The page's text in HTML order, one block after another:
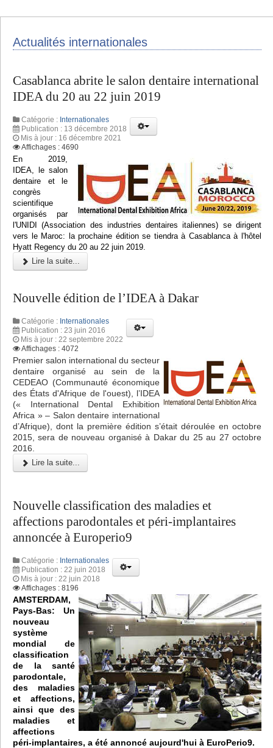
Actualités internationales
Casablanca abrite le salon dentaire international
IDEA du 20 au 22 juin 2019
Catégorie : Internationales
Publication : 13 décembre 2018
Mis à jour : 16 décembre 2021
Affichages : 4690
En 2019,
IDEA, le salon
dentaire et le
congrès
scientifique
organisés par
l'UNIDI (Association des industries dentaires italiennes) se dirigent
vers le Maroc: la prochaine édition se tiendra à Casablanca à l'hôtel
Hyatt Regency du 20 au 22 juin 2019.
Lire la suite...
Nouvelle édition de l’IDEA à Dakar
Catégorie : Internationales
Publication : 23 juin 2016
Mis à jour : 22 septembre 2022
Affichages : 4072
Premier salon international du secteur
dentaire organisé au sein de la
CEDEAO (Communauté économique
des États d'Afrique de l'ouest), l’IDEA
(« International Dental Exhibition
Africa » – Salon dentaire international
d’Afrique), dont la première édition s’était déroulée en octobre
2015, sera de nouveau organisé à Dakar du 25 au 27 octobre
2016.
Lire la suite...
Nouvelle classification des maladies et
affections parodontales et péri-implantaires
annoncée à Europerio9
Catégorie : Internationales
Publication : 22 juin 2018
Mis à jour : 22 juin 2018
Affichages : 8196
AMSTERDAM,
Pays-Bas: Un
nouveau
système
mondial de
classification
de la santé
parodontale,
des maladies
et affections,
ainsi que des
maladies et
affections
péri-implantaires, a été annoncé aujourd'hui à EuroPerio9.